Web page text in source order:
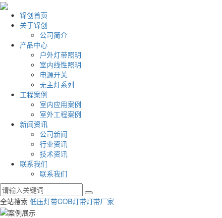
锦创首页
关于锦创
公司简介
产品中心
户外灯带照明
室内线性照明
电源开关
无主灯系列
工程案例
室内应用案例
室外工程案例
新闻资讯
公司新闻
行业资讯
技术资讯
联系我们
联系我们
全站搜索 低压灯带COB灯带灯带厂家